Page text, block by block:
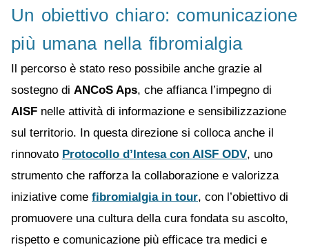
Un obiettivo chiaro: comunicazione
più umana nella fibromialgia
Il percorso è stato reso possibile anche grazie al
sostegno di ANCoS Aps, che affianca l’impegno di
AISF nelle attività di informazione e sensibilizzazione
sul territorio. In questa direzione si colloca anche il
rinnovato Protocollo d’Intesa con AISF ODV, uno
strumento che rafforza la collaborazione e valorizza
iniziative come fibromialgia in tour, con l’obiettivo di
promuovere una cultura della cura fondata su ascolto,
rispetto e comunicazione più efficace tra medici e